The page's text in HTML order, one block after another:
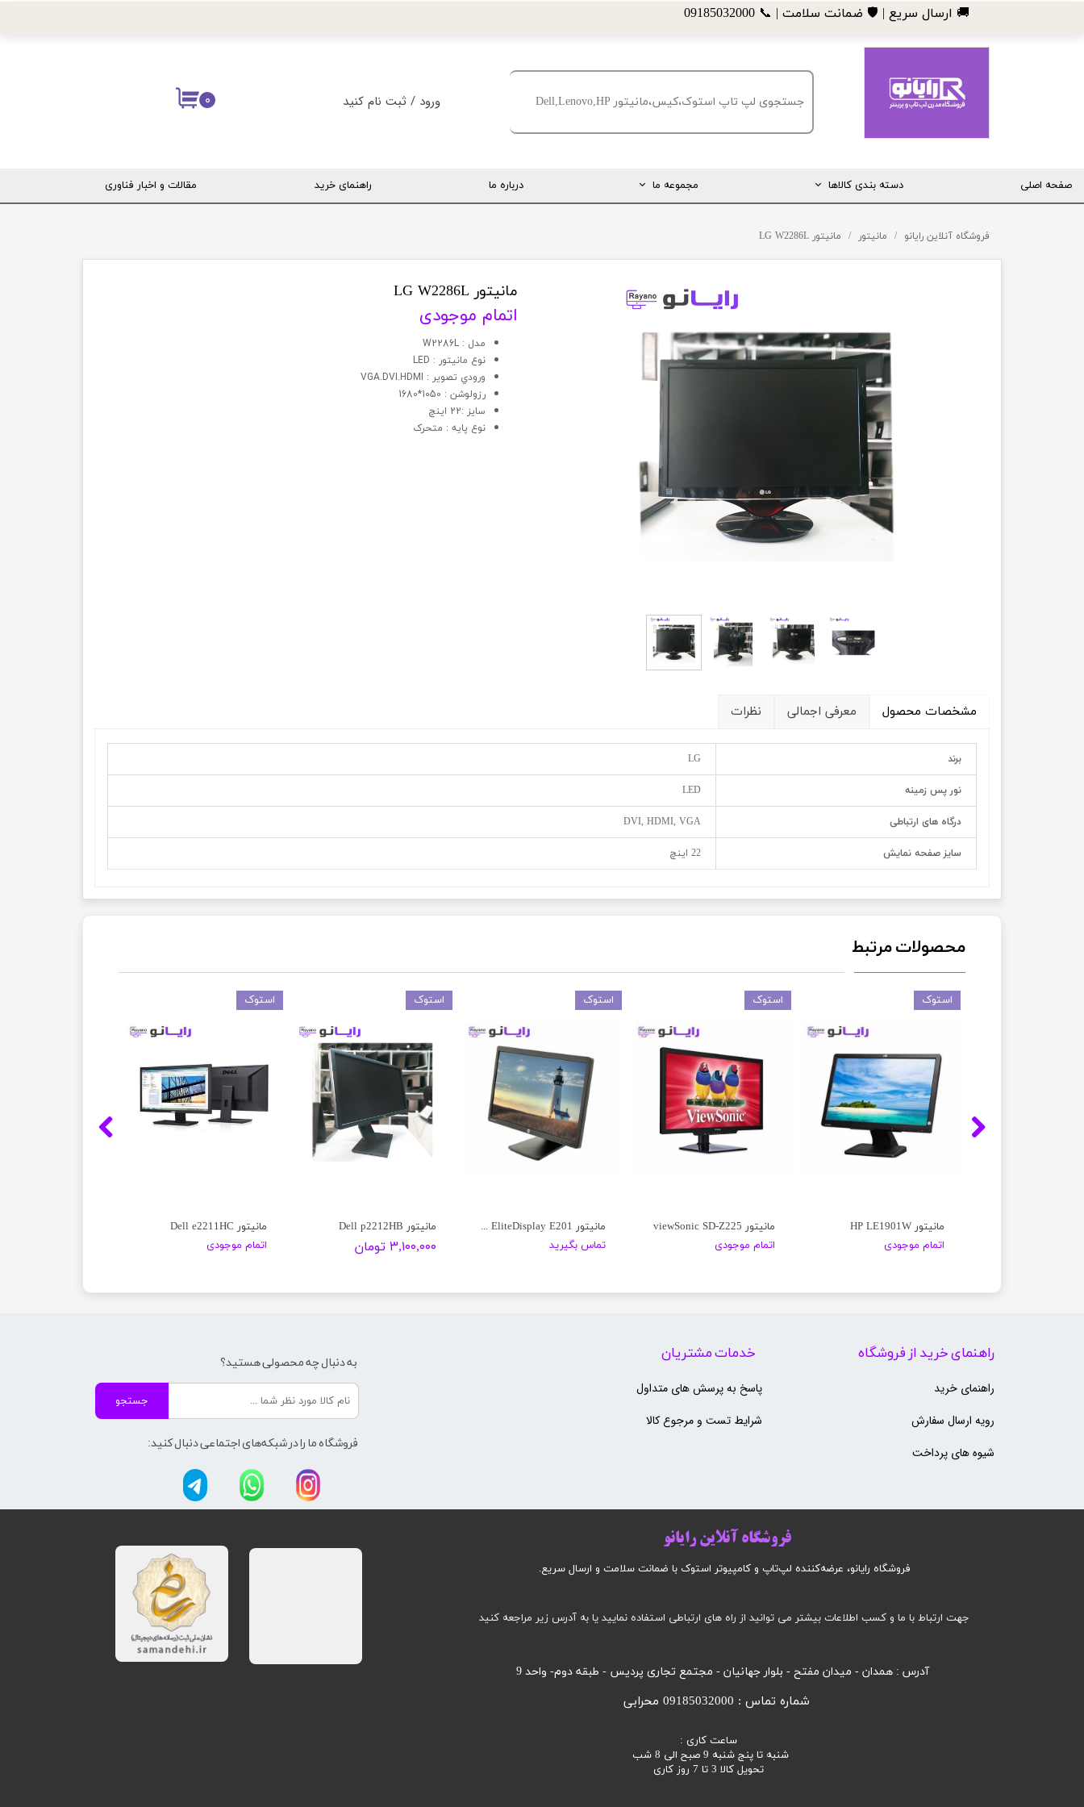
۰ ورود / ثبت نام کنید
صفحه اصلی دسته بندی کالاها
لپ تاپ
ماشین های اداری (پرینتر، کپی و ...)
حسابداری
مجموعه ما
اینستاگرام
تلگرام
درخواست پشتیبانی
درباره ما راهنمای خرید مقالات و اخبار فناوری
​🚚 ارسال سریع | 🛡️ ضمانت سلامت | 📞 09185032000
فروشگاه آنلاین رایانو مانیتور مانیتور LG W2286L
مانیتور LG W2286L
اتمام موجودی
مدل : W2286L
نوع مانيتور : LED
ورودي تصوير : VGA.DVI.HDMI
رزولوشن : 1050*1680
سايز :22 اینچ
نوع پايه : متحرک
مشخصات محصول معرفی اجمالی نظرات
برند LG
نور پس زمینه LED
درگاه های ارتباطی DVI, HDMI, VGA
سایز صفحه نمایش 22 اینچ
محصولات مرتبط
مانیتور Dell e2211HC
اتمام موجودی
استوک
مانیتور Dell p2212HB
۳,۱۰۰,۰۰۰ تومان
استوک
مانیتور HP EliteDisplay E201
تماس بگیرید
استوک
مانیتور viewSonic SD-Z225
اتمام موجودی
استوک
مانیتور HP LE1901W
اتمام موجودی
استوک
جهت ارتباط با ما و کسب اطلاعات بیشتر می توانید از راه های ارتباطی استفاده نمایید یا به آدرس زیر مراجعه کنید
آدرس : همدان - میدان مفتح - بلوار جهانیان - مجتمع تجاری پردیس - طبقه دوم- واحد 9
ساعت کاری :
شنبه تا پنج شنبه 9 صبح الی 8 شب
تحویل کالا 3 تا 7 روز کاری
شماره تماس : 09185032000 محرابی
فروشگاه رایانو، عرضه‌کننده لپ‌تاپ و کامپیوتر استوک با ضمانت سلامت و ارسال سریع.​​​​​​​​​​​​​​
فروشگاه آنلاین رایانو
راهنمای خرید از فروشگاه خدمات مشتریان به دنبال چه محصولی هستید؟
جستجو
فروشگاه ما را در شبکه‌های اجتماعی دنبال کنید:
رویه ارسال سفارش
راهنمای خرید
شیوه های پرداخت
پاسخ به پرسش های متداول
شرایط تست و مرجوع کالا